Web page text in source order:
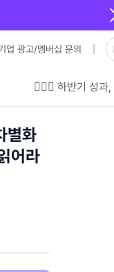
업 광고/멤버십 문의
💁🏻‍♂️ 하반기 성
별화
어라